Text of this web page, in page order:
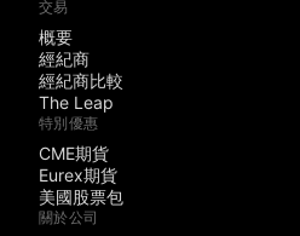
交易
概要
經紀商
經紀商比較
The Leap
特別優惠
CME期貨
Eurex期貨
美國股票包
關於公司